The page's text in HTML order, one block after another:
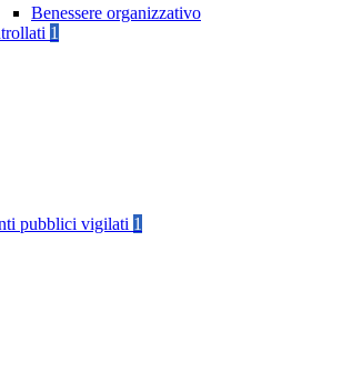
Benessere organizzativo
1
pubblici vigilati 1